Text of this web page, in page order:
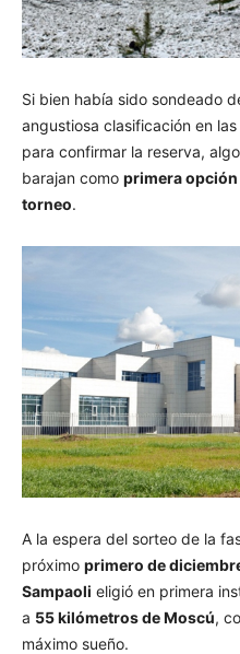
Si bien había sido sondeado
angustiosa clasificación en las
para confirmar la reserva,
barajan como primera opción
torneo.
A la espera del sorteo de la
próximo primero de
Sampaoli eligió en primera
a 55 kilómetros de Moscú,
máximo sueño.